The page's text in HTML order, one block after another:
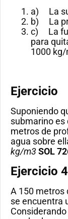
a) La
b) La
c) La
para
1000 kg/
Ejercicio
Suponiendo
submarino es
metros de
agua sobre
kg/m3SOL
Ejercicio
A 150 metros
se encuentra